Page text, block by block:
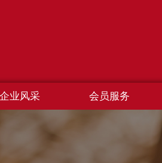
企业风采 会员服务